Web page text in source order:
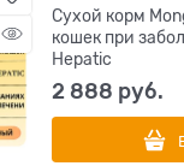
Сухой корм
кошек при
Hepatic
2 888 руб.